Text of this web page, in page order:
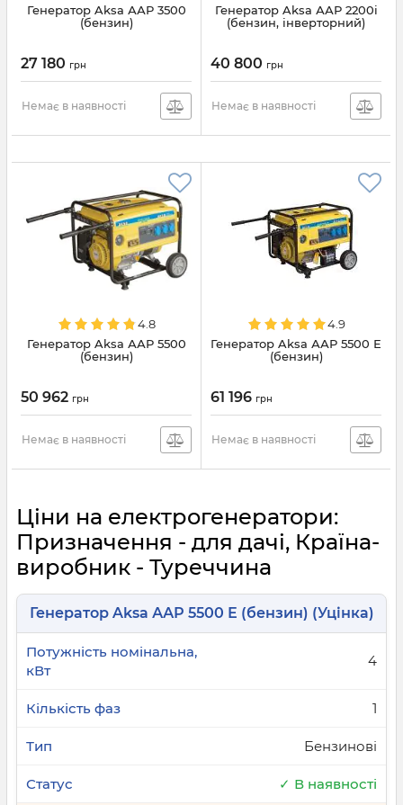
Генератор Aksa ААР 3500
(бензин)
27 180 грн
Немає в наявності
Генератор Aksa ААР 2200i
(бензин, інверторний)
40 800 грн
Немає в наявності
4.8
Генератор Aksa ААР 5500
(бензин)
50 962 грн
Немає в наявності
4.9
Генератор Aksa ААР 5500 Е
(бензин)
61 196 грн
Немає в наявності
Ціни на електрогенератори:
Призначення - для дачі, Країна-
виробник - Туреччина
Генератор Aksa ААР 5500 Е (бензин) (Уцінка)
4
1
Бензинові
✓ В наявності